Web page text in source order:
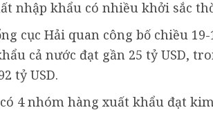
nhập khẩu có nhiều khởi sắc
cục Hải quan công bố chiều
cả nước đạt gần 25 tỷ USD,
tỷ USD.
4 nhóm hàng xuất khẩu đạt